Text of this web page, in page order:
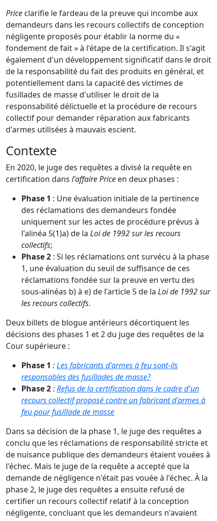
Price clarifie le fardeau de la preuve qui incombe aux
demandeurs dans les recours collectifs de conception
négligente proposés pour établir la norme du «
fondement de fait » à l'étape de la certification. Il s'agit
également d'un développement significatif dans le droit
de la responsabilité du fait des produits en général, et
potentiellement dans la capacité des victimes de
fusillades de masse d'utiliser le droit de la
responsabilité délictuelle et la procédure de recours
collectif pour demander réparation aux fabricants
d'armes utilisées à mauvais escient.
Contexte
En 2020, le juge des requêtes a divisé la requête en
certification dans l'affaire Price en deux phases :
Phase 1 : Une évaluation initiale de la pertinence
des réclamations des demandeurs fondée
uniquement sur les actes de procédure prévus à
l'alinéa 5(1)a) de la Loi de 1992 sur les recours
collectifs;
Phase 2 : Si les réclamations ont survécu à la phase
1, une évaluation du seuil de suffisance de ces
réclamations fondée sur la preuve en vertu des
sous-alinéas b) à e) de l'article 5 de la Loi de 1992 sur
les recours collectifs.
Deux billets de blogue antérieurs décortiquent les
décisions des phases 1 et 2 du juge des requêtes de la
Cour supérieure :
Phase 1 :Les fabricants d'armes à feu sont-ils
responsables des fusillades de masse?
Phase 2 : Refus de la certification dans le cadre d'un
recours collectif proposé contre un fabricant d'armes à
feu pour fusillade de masse
Dans sa décision de la phase 1, le juge des requêtes a
conclu que les réclamations de responsabilité stricte et
de nuisance publique des demandeurs étaient vouées à
l'échec. Mais le juge de la requête a accepté que la
demande de négligence n'était pas vouée à l'échec. À la
phase 2, le juge des requêtes a ensuite refusé de
certifier un recours collectif relatif à la conception
négligente, concluant que les demandeurs n'avaient